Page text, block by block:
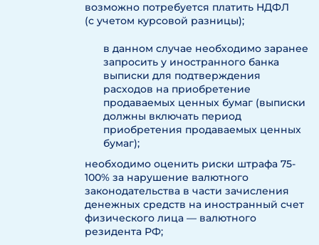
возможно потребуется платить НДФЛ
(с учетом курсовой разницы);
в данном случае необходимо заранее
запросить у иностранного банка
выписки для подтверждения
расходов на приобретение
продаваемых ценных бумаг (выписки
должны включать период
приобретения продаваемых ценных
бумаг);
необходимо оценить риски штрафа 75-
100% за нарушение валютного
законодательства в части зачисления
денежных средств на иностранный счет
физического лица — валютного
резидента РФ;